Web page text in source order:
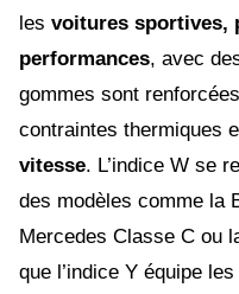
les voitures sportives,
performances, avec
gommes sont
contraintes thermiques
vitesse. L’indice W se
des modèles comme la
Mercedes Classe C ou
que l’indice Y équipe